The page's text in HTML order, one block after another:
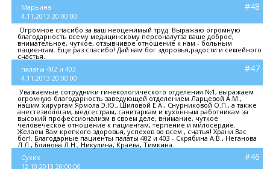
Марьина
4.11.2013 20:00:00
#48
Огромное спасибо за ваш неоценимый труд. Выражаю огромную
благодарность всему медицинскому персоналутза ваше доброе,
внимательное, чуткое, отзывчивое отношение к нам - больным
пациентам. Еще раз спасибо! Дай вам бог здоровья,радости и семейного
счастья.
палаты 402 и 403
4.11.2013 20:00:00
#47
Уважаемые сотрудники гинекологического отделения №1, выражаем
огромную благодарность заведующей отделением Ларцевой А.М.,
нашим хирургам Ярмола Э.Ю., Шиловой Е.А., Снурниковой О.П., а также
анестезиологам, медсестрам, санитаркам и кухонным работникам за
высокий профессионализм в своем деле, внимание, чуткое
человеческое отношение к пациентам, терпение и милосердие.
Желаем Вам крепкого здоровья, успехов во всем , счатья! Храни Вас
бог!. Благодарные пациенты палаты 402 и 403 - Скрябина А.В., Неганова
Л.Л., Блинова Л.Н., Никулина, Краева, Тимкина.
Сухих
12.10.2013 20:00:00
#46